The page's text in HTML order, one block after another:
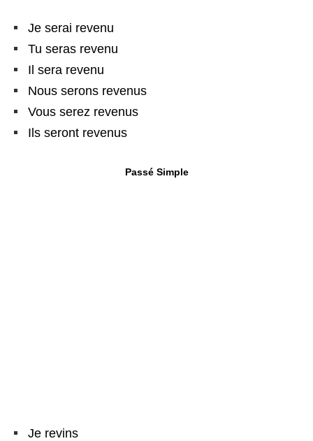
Je serai revenu
Tu seras revenu
Il sera revenu
Nous serons revenus
Vous serez revenus
Ils seront revenus
Passé Simple
Je revins